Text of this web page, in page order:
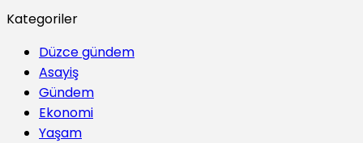
Kategoriler
Düzce gündem
Asayiş
Gündem
Ekonomi
Yaşam